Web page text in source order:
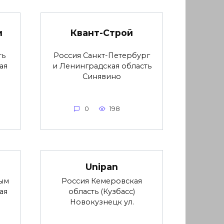
Квант-Строй
Россия Санкт-Петербург
и Ленинградская область
Синявино
0 198
Unipan
Россия Кемеровская
область (Кузбасс)
Новокузнецк ул.